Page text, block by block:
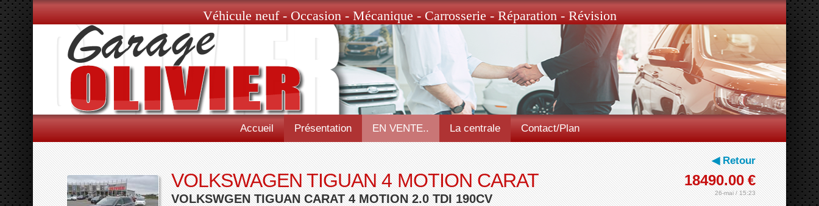
Véhicule neuf - Occasion - Mécanique - Carrosserie - Réparation - Révision
Accueil Présentation EN VENTE.. La centrale Contact/Plan
◀ Retour
18490.00 €
26-mai / 15:23
VOLKSWAGEN TIGUAN 4 MOTION CARAT
VOLKSWGEN TIGUAN CARAT 4 MOTION 2.0 TDI 190CV